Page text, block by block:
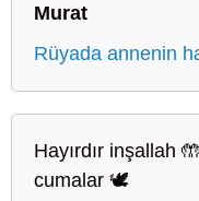
Murat
Rüyada annenin
Hayırdır inşallah
cumalar 🕊️